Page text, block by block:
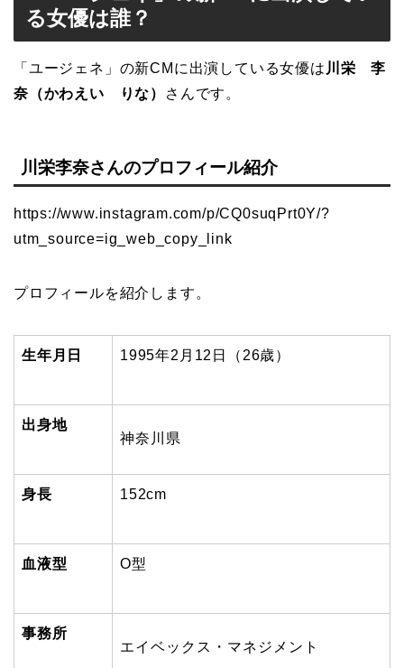
る女優は誰？
「ユージェネ」の新CMに出演している女優は 川栄 李
奈（かわえい りな）
さんです。
川栄李奈さんのプロフィール紹介
https://www.instagram.com/p/CQ0suqPrt0Y/?
utm_source=ig_web_copy_link
プロフィールを紹介します。
生年月日 1995年2月12日（26歳）
出身地
神奈川県
身長 152cm
血液型 O型
事務所
エイベックス・マネジメント